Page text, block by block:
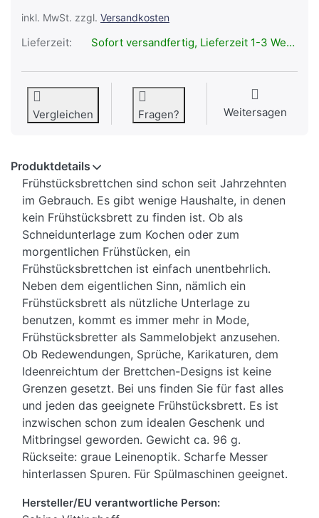
inkl. MwSt. zzgl. Versandkosten
Lieferzeit: Sofort versandfertig, Lieferzeit 1-3 Werktage.
Vergleichen Fragen? Weitersagen
Produktdetails
Frühstücksbrettchen sind schon seit Jahrzehnten
im Gebrauch. Es gibt wenige Haushalte, in denen
kein Frühstücksbrett zu finden ist. Ob als
Schneidunterlage zum Kochen oder zum
morgentlichen Frühstücken, ein
Frühstücksbrettchen ist einfach unentbehrlich.
Neben dem eigentlichen Sinn, nämlich ein
Frühstücksbrett als nützliche Unterlage zu
benutzen, kommt es immer mehr in Mode,
Frühstücksbretter als Sammelobjekt anzusehen.
Ob Redewendungen, Sprüche, Karikaturen, dem
Ideenreichtum der Brettchen-Designs ist keine
Grenzen gesetzt. Bei uns finden Sie für fast alles
und jeden das geeignete Frühstücksbrett. Es ist
inzwischen schon zum idealen Geschenk und
Mitbringsel geworden. Gewicht ca. 96 g.
Rückseite: graue Leinenoptik. Scharfe Messer
hinterlassen Spuren. Für Spülmaschinen geeignet.
Hersteller/EU verantwortliche Person: